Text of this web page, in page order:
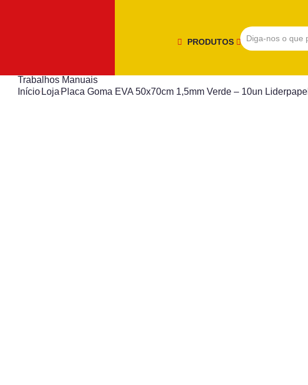
PRODUTOS
Trabalhos Manuais
Início Loja Placa Goma EVA 50x70cm 1,5mm Verde – 10un Liderpapel